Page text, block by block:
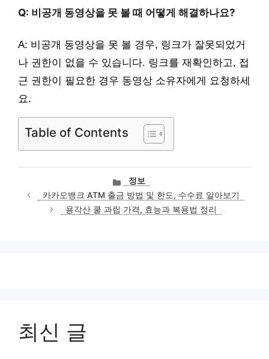
Q: 비공개 동영상을 못 볼 때 어떻게 해결하나요?
A: 비공개 동영상을 못 볼 경우, 링크가 잘못되었거
나 권한이 없을 수 있습니다. 링크를 재확인하고, 접
근 권한이 필요한 경우 동영상 소유자에게 요청하세
요.
Table of Contents
카
테
고
리
정보
카카오뱅크 ATM 출금 방법 및 한도, 수수료 알아보기
용각산 쿨 과립 가격, 효능과 복용법 정리
최신 글